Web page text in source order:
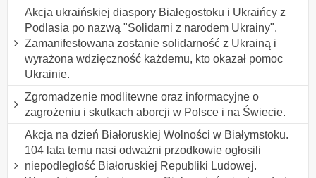
Akcja ukraińskiej diaspory Białegostoku i Ukraińcy z
Podlasia po nazwą "Solidarni z narodem Ukrainy".
Zamanifestowana zostanie solidarność z Ukrainą i
wyrażona wdzięczność każdemu, kto okazał pomoc
Ukrainie.
Zgromadzenie modlitewne oraz informacyjne o
zagrożeniu i skutkach aborcji w Polsce i na Świecie.
Akcja na dzień Białoruskiej Wolności w Białymstoku.
104 lata temu nasi odważni przodkowie ogłosili
niepodległość Białoruskiej Republiki Ludowej.